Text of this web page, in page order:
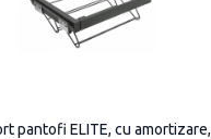
pantofi ELITE, cu amortizare,